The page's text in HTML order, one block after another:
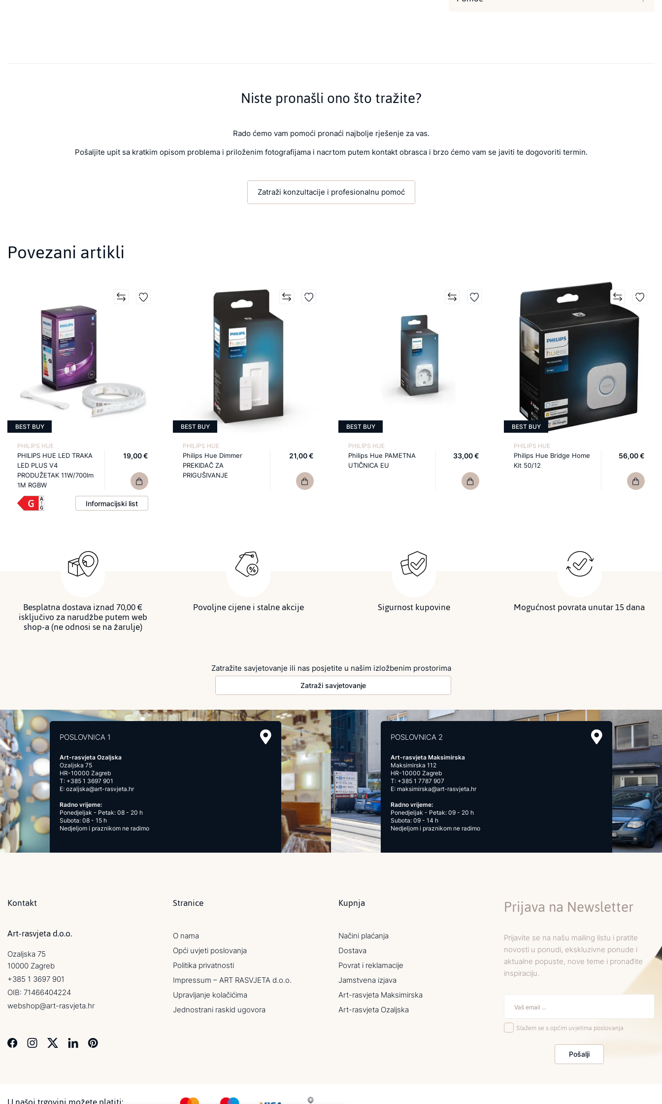
Niste pronašli ono što tražite?
Rado ćemo vam pomoći pronaći najbolje rješenje za vas.
Pošaljite upit sa kratkim opisom problema i priloženim fotografijama i nacrtom putem kontakt obrasca i brzo ćemo vam se javiti te dogovoriti termin.
Zatraži konzultacije i profesionalnu pomoć
Povezani artikli
BEST BUY
PHILIPS HUE
PHILIPS HUE LED TRAKA
LED PLUS V4
PRODUŽETAK 11W/700lm
1M RGBW
19,00 €
Informacijski list
BEST BUY
PHILIPS HUE
Philips Hue Dimmer
PREKIDAČ ZA
PRIGUŠIVANJE
21,00 €
BEST BUY
PHILIPS HUE
Philips Hue PAMETNA
UTIČNICA EU
33,00 €
BEST BUY
PHILIPS HUE
Philips Hue Bridge Home
Kit 50/12
56,00 €
Besplatna dostava iznad 70,00 €
isključivo za narudžbe putem web
shop-a (ne odnosi se na žarulje)
Povoljne cijene i stalne akcije Sigurnost kupovine Mogućnost povrata unutar 15 dana
Zatražite savjetovanje ili nas posjetite u našim izložbenim prostorima
Zatraži savjetovanje
POSLOVNICA 1
Art-rasvjeta Ozaljska
Ozaljska 75
HR-10000 Zagreb
T: +385 1 3697 901
E: ozaljska@art-rasvjeta.hr
Radno vrijeme:
Ponedjeljak - Petak: 08 - 20 h
Subota: 08 - 15 h
Nedjeljom i praznikom ne radimo
POSLOVNICA 2
Art-rasvjeta Maksimirska
Maksimirska 112
HR-10000 Zagreb
T: +385 1 7787 907
E: maksimirska@art-rasvjeta.hr
Radno vrijeme:
Ponedjeljak - Petak: 09 - 20 h
Subota: 09 - 14 h
Nedjeljom i praznikom ne radimo
Kontakt
Art-rasvjeta d.o.o.
Ozaljska 75
10000 Zagreb
+385 1 3697 901
OIB: 71466404224
webshop@art-rasvjeta.hr
Stranice
O nama
Opći uvjeti poslovanja
Politika privatnosti
Impressum – ART RASVJETA d.o.o.
Upravljanje kolačićima
Jednostrani raskid ugovora
Kupnja
Načini plaćanja
Dostava
Povrat i reklamacije
Jamstvena izjava
Art-rasvjeta Maksimirska
Art-rasvjeta Ozaljska
Prijava na Newsletter
Prijavite se na našu mailing listu i pratite
novosti u ponudi, ekskluzivne ponude i
aktualne popuste, nove teme i pronađite
inspiraciju.
Slažem se s općim uvjetima poslovanja
Pošalji